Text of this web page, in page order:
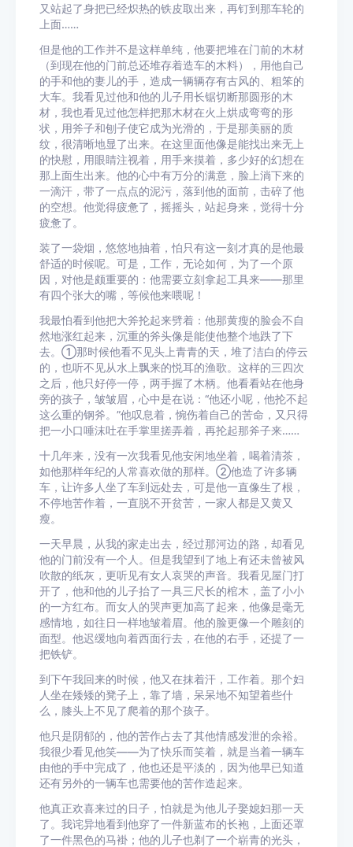
又站起了身把已经炽热的铁皮取出来，再钉到那车轮的
上面……
但是他的工作并不是这样单纯，他要把堆在门前的木材
（到现在他的门前总还堆存着造车的木料），用他自己
的手和他的妻儿的手，造成一辆辆存有古风的、粗笨的
大车。我看见过他和他的儿子用长锯切断那圆形的木
材，我也看见过他怎样把那木材在火上烘成弯弯的形
状，用斧子和刨子使它成为光滑的，于是那美丽的质
纹，很清晰地显了出来。在这里面他像是能找出来无上
的快慰，用眼睛注视着，用手来摸着，多少好的幻想在
那上面生出来。他的心中有万分的满意，脸上淌下来的
一滴汗，带了一点点的泥污，落到他的面前，击碎了他
的空想。他觉得疲惫了，摇摇头，站起身来，觉得十分
疲惫了。
装了一袋烟，悠悠地抽着，怕只有这一刻才真的是他最
舒适的时候呢。可是，工作，无论如何，为了一个原
因，对他是颇重要的：他需要立刻拿起工具来——那里
有四个张大的嘴，等候他来喂呢！
我最怕看到他把大斧抡起来劈着：他那黄瘦的脸会不自
然地涨红起来，沉重的斧头像是能使他整个地跌了下
去。①那时候他看不见头上青青的天，堆了洁白的停云
的，也听不见从水上飘来的悦耳的渔歌。这样的三四次
之后，他只好停一停，两手握了木柄。他看看站在他身
旁的孩子，皱皱眉，心中是在说：“他还小呢，他抡不起
这么重的钢斧。”他叹息着，惋伤着自己的苦命，又只得
把一小口唾沫吐在手掌里搓弄着，再抡起那斧子来……
十几年来，没有一次我看见他安闲地坐着，喝着清茶，
如他那样年纪的人常喜欢做的那样。②他造了许多辆
车，让许多人坐了车到远处去，可是他一直像生了根，
不停地苦作着，一直脱不开贫苦，一家人都是又黄又
瘦。
一天早晨，从我的家走出去，经过那河边的路，却看见
他的门前没有一个人。但是我望到了地上有还未曾被风
吹散的纸灰，更听见有女人哀哭的声音。我看见屋门打
开了，他和他的儿子抬了一具三尺长的棺木，盖了小小
的一方红布。而女人的哭声更加高了起来，他像是毫无
感情地，如往日一样地皱着眉。他的脸更像一个雕刻的
面型。他迟缓地向着西面行去，在他的右手，还提了一
把铁铲。
到下午我回来的时候，他又在抹着汗，工作着。那个妇
人坐在矮矮的凳子上，靠了墙，呆呆地不知望着些什
么，膝头上不见了爬着的那个孩子。
他只是阴郁的，他的苦作占去了其他情感发泄的余裕。
我很少看见他笑——为了快乐而笑着，就是当着一辆车
由他的手中完成了，他也还是平淡的，因为他早已知道
还有另外的一辆车也需要他的苦作造起来。
他真正欢喜来过的日子，怕就是为他儿子娶媳妇那一天
了。我诧异地看到他穿了一件新蓝布的长袍，上面还罩
了一件黑色的马褂；他的儿子也剃了一个崭青的光头，